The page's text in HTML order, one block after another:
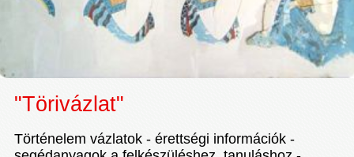
"Törivázlat"
Történelem vázlatok - érettségi információk -